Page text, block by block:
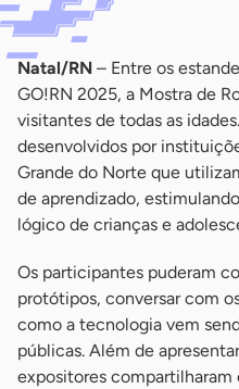
Natal/RN – Entre os
GO!RN 2025, a Mostra de
visitantes de todas as
desenvolvidos por
Grande do Norte que
de aprendizado,
lógico de crianças e
Os participantes puderam
protótipos, conversar com
como a tecnologia vem
públicas. Além de
expositores